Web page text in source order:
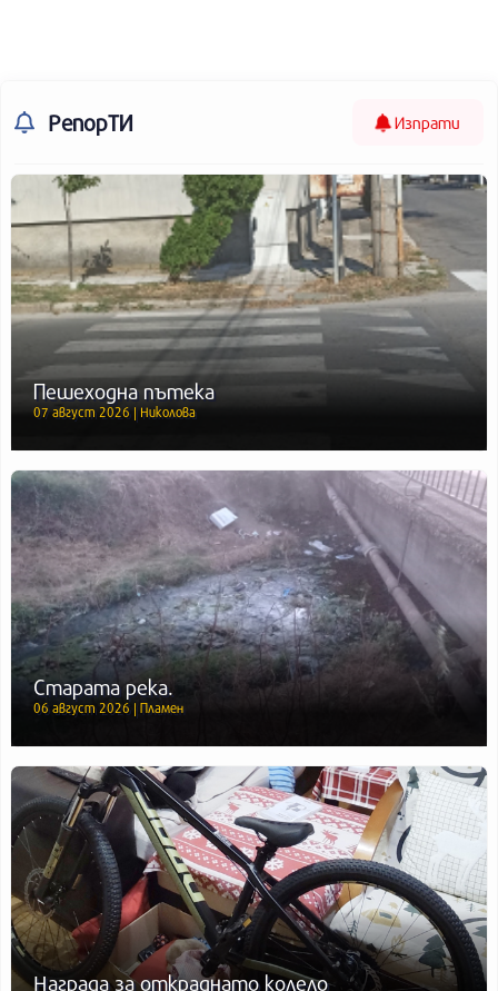
РепорТИ Изпрати
Пешеходна пътека
07 август 2026 | Николова
Старата река.
06 август 2026 | Пламен
Награда за откраднато колело